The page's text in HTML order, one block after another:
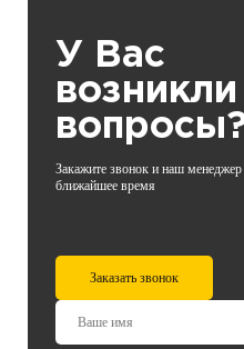
У Вас
возникли
Закажите звонок и наш
ближайшее время
Заказать звонок